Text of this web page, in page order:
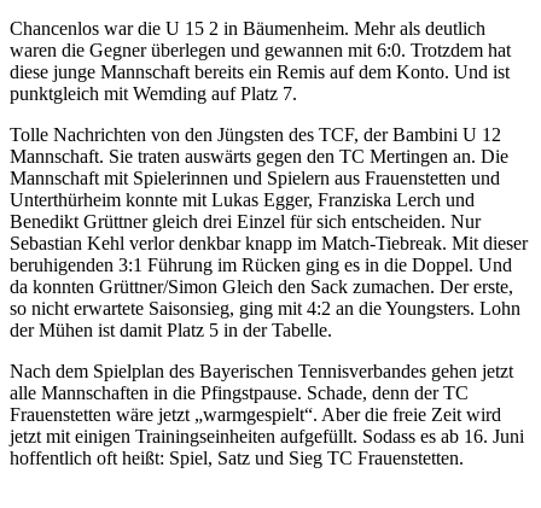
Chancenlos war die U 15 2 in Bäumenheim. Mehr als deutlich
waren die Gegner überlegen und gewannen mit 6:0. Trotzdem hat
diese junge Mannschaft bereits ein Remis auf dem Konto. Und ist
punktgleich mit Wemding auf Platz 7.
Tolle Nachrichten von den Jüngsten des TCF, der Bambini U 12
Mannschaft. Sie traten auswärts gegen den TC Mertingen an. Die
Mannschaft mit Spielerinnen und Spielern aus Frauenstetten und
Unterthürheim konnte mit Lukas Egger, Franziska Lerch und
Benedikt Grüttner gleich drei Einzel für sich entscheiden. Nur
Sebastian Kehl verlor denkbar knapp im Match-Tiebreak. Mit dieser
beruhigenden 3:1 Führung im Rücken ging es in die Doppel. Und
da konnten Grüttner/Simon Gleich den Sack zumachen. Der erste,
so nicht erwartete Saisonsieg, ging mit 4:2 an die Youngsters. Lohn
der Mühen ist damit Platz 5 in der Tabelle.
Nach dem Spielplan des Bayerischen Tennisverbandes gehen jetzt
alle Mannschaften in die Pfingstpause. Schade, denn der TC
Frauenstetten wäre jetzt „warmgespielt“. Aber die freie Zeit wird
jetzt mit einigen Trainingseinheiten aufgefüllt. Sodass es ab 16. Juni
hoffentlich oft heißt: Spiel, Satz und Sieg TC Frauenstetten.